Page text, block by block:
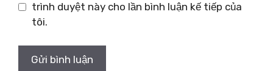
trình duyệt này cho lần bình luận kế tiếp của
tôi.